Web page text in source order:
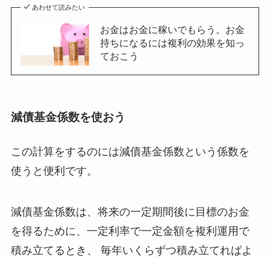
あわせて読みたい
お金はお金に稼いでもらう。お金
持ちになるには複利の効果を知っ
ておこう
減債基金係数を使おう
この計算をするのには減債基金係数という係数を
使うと便利です。
減債基金係数は、将来の一定期間後に目標のお金
を得るために、一定利率で一定金額を複利運用で
積み立てるとき、 毎年いくらずつ積み立てればよ